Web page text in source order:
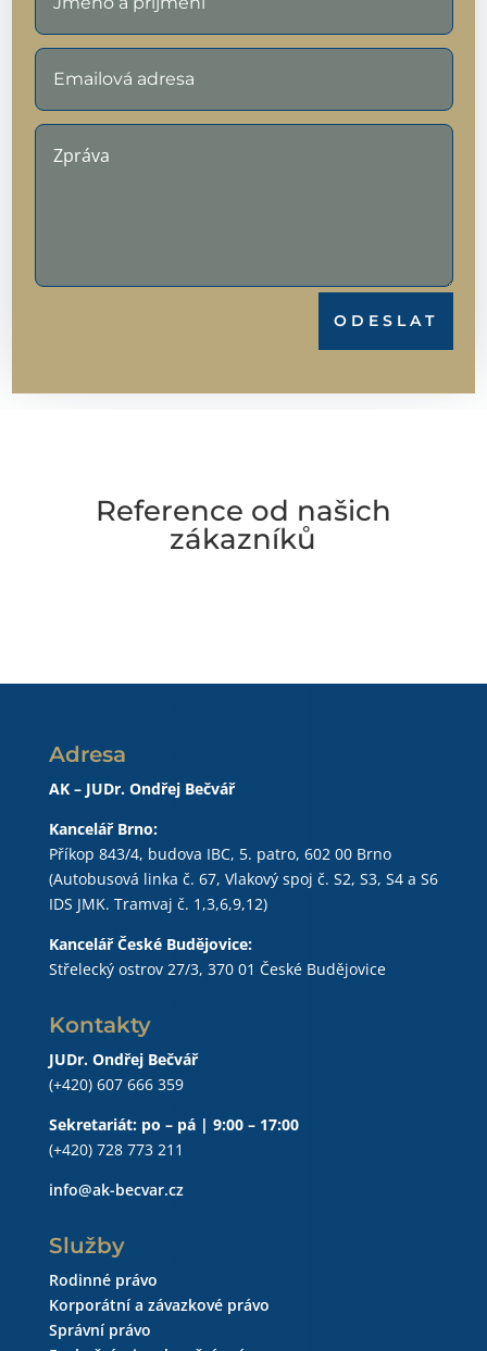
ODESLAT
Reference od našich
zákazníků
Adresa
AK – JUDr. Ondřej Bečvář
Kancelář Brno:
Příkop 843/4, budova IBC, 5. patro, 602 00 Brno
(Autobusová linka č. 67, Vlakový spoj č. S2, S3, S4 a S6
IDS JMK. Tramvaj č. 1,3,6,9,12)
Kancelář České Budějovice:
Střelecký ostrov 27/3, 370 01 České Budějovice
Kontakty
JUDr. Ondřej Bečvář
(+420) 607 666 359
Sekretariát: po – pá | 9:00 – 17:00
(+420) 728 773 211
info@ak-becvar.cz
Služby
Rodinné právo
Korporátní a závazkové právo
Správní právo